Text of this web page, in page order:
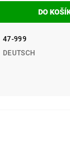
47-999
DEUTSCH